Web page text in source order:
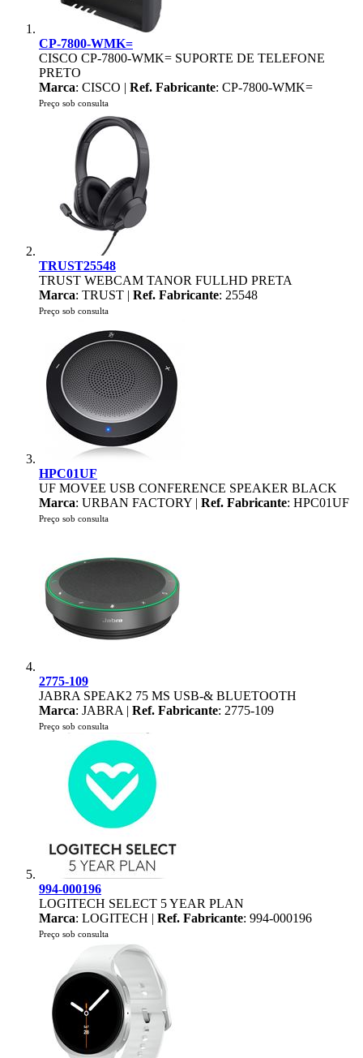
CP-7800-WMK=
CISCO CP-7800-WMK= SUPORTE DE TELEFONE
PRETO
Marca: CISCO | Ref. Fabricante: CP-7800-WMK=
Preço sob consulta
TRUST25548
TRUST WEBCAM TANOR FULLHD PRETA
Marca: TRUST | Ref. Fabricante: 25548
Preço sob consulta
HPC01UF
UF MOVEE USB CONFERENCE SPEAKER BLACK
Marca: URBAN FACTORY | Ref. Fabricante: HPC01UF
Preço sob consulta
2775-109
JABRA SPEAK2 75 MS USB-& BLUETOOTH
Marca: JABRA | Ref. Fabricante: 2775-109
Preço sob consulta
994-000196
LOGITECH SELECT 5 YEAR PLAN
Marca: LOGITECH | Ref. Fabricante: 994-000196
Preço sob consulta